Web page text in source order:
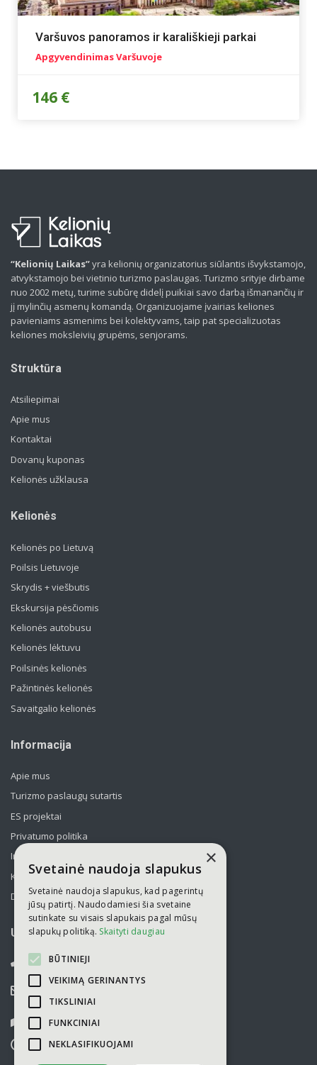
Varšuvos panoramos ir karališkieji parkai
Apgyvendinimas Varšuvoje
146 €
“Kelionių Laikas”yra kelionių organizatorius siūlantis išvykstamojo,
atvykstamojo bei vietinio turizmo paslaugas. Turizmo srityje dirbame
nuo 2002 metų, turime subūrę didelį puikiai savo darbą išmanančių ir
jį mylinčių asmenų komandą. Organizuojame įvairias keliones
pavieniams asmenims bei kolektyvams, taip pat specializuotas
keliones moksleivių grupėms, senjorams.
Struktūra
Atsiliepimai
Apie mus
Kontaktai
Dovanų kuponas
Kelionės užklausa
Kelionės
Kelionės po Lietuvą
Poilsis Lietuvoje
Skrydis + viešbutis
Ekskursija pėsčiomis
Kelionės autobusu
Kelionės lėktuvu
Poilsinės kelionės
Pažintinės kelionės
Savaitgalio kelionės
Informacija
Apie mus
Turizmo paslaugų sutartis
ES projektai
Privatumo politika
Informavimas apie asmens duomenų tvarkymą
Kelionės kolektyvams po Lietuvą
Draudimas
UAB „Kelionių laikas“
052751446
info@kelioniulaikas.lt
Kalvarijų g. 14, LT 09309 Vilnius
9.00 - 18.00
×
Svetainė naudoja slapukus
Svetainė naudoja slapukus, kad pagerintų
jūsų patirtį. Naudodamiesi šia svetaine
sutinkate su visais slapukais pagal mūsų
slapukų politiką. Skaityti daugiau
BŪTINIEJI
VEIKIMĄ GERINANTYS
TIKSLINIAI
FUNKCINIAI
NEKLASIFIKUOJAMI